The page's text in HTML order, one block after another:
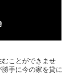
ことができませ
手に今の家を貸に